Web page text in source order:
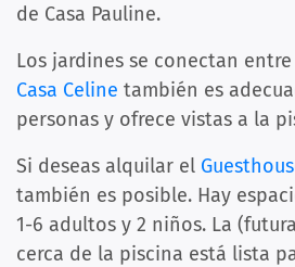
de Casa Pauline.
Los jardines se conectan
Casa Celine también es
personas y ofrece vistas a la
Si deseas alquilar el
también es posible. Hay
1-6 adultos y 2 niños. La
cerca de la piscina está lista